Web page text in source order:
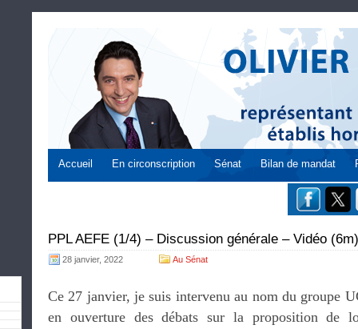
Accueil En circonscription Sénat Bilan de mandat
PPL AEFE (1/4) – Discussion générale – Vidéo (6m)
28 janvier, 2022 Au Sénat
Ce 27 janvier, je suis intervenu au nom du groupe
en ouverture des débats sur la proposition de